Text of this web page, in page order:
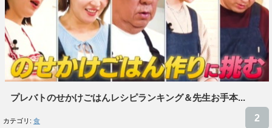
プレバトのせかけごはんレシピランキング＆先生お手本...
カテゴリ: 食